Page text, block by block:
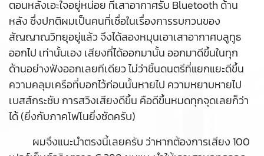
ตอนหลังเอะใจอยู่หน่อย ที่เสาอากาศรับ Bluetooth ด้าน
หลัง ซึ่งปกติผมเป็นคนที่เชื่อในเรื่องการรบกวนของ
สัญญาณวิทยุอยู่แล้ว จึงได้ลองหมุนเอาเสาอากาศบลูทูธ
ออกไป เท่านั้นเอง เสียงที่ได้ออกมานั้น ออกมาดีขึ้นในทุก
ด้านอย่างฟังออกเลยทีเดียว ไม่ว่าชิ้นดนตรีที่แยกแยะดีขึ้น
ความคลุมเครือที่บอกไว้ก่อนนั้นหายไป ความหยาบหายไป
เบสส์กระชับ การสวิงเสียงดีขึ้น คือดีขึ้นหมดทุกจุดเลยก็ว่า
ได้ (ยิ่งกับภาคโฟโนยิ่งชัดครับ)
ผมจึงแนะนำตรงนี้เลยครับ ว่าหากต้องการเสียง 100